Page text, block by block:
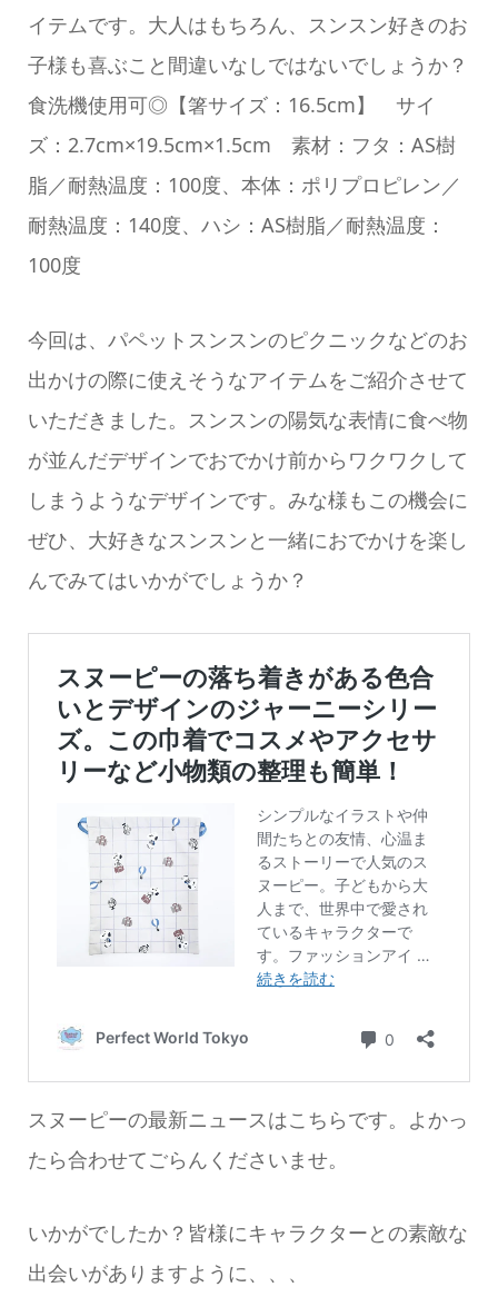
イテムです。大人はもちろん、スンスン好きのお
子様も喜ぶこと間違いなしではないでしょうか？
食洗機使用可◎【箸サイズ：16.5cm】 サイ
ズ：2.7cm×19.5cm×1.5cm 素材：フタ：AS樹
脂／耐熱温度：100度、本体：ポリプロピレン／
耐熱温度：140度、ハシ：AS樹脂／耐熱温度：
100度
今回は、パペットスンスンのピクニックなどのお
出かけの際に使えそうなアイテムをご紹介させて
いただきました。スンスンの陽気な表情に食べ物
が並んだデザインでおでかけ前からワクワクして
しまうようなデザインです。みな様もこの機会に
ぜひ、大好きなスンスンと一緒におでかけを楽し
んでみてはいかがでしょうか？
スヌーピーの最新ニュースはこちらです。よかっ
たら合わせてごらんくださいませ。
いかがでしたか？皆様にキャラクターとの素敵な
出会いがありますように、、、